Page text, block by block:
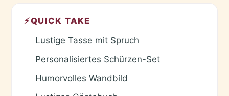
⚡QUICK TAKE
Lustige Tasse mit Spruch
Personalisiertes Schürzen-Set
Humorvolles Wandbild